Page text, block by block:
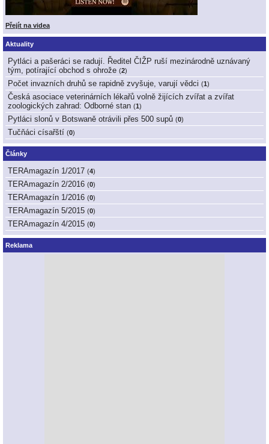
Přejít na videa
Aktuality
Pytláci a pašeráci se radují. Ředitel ČIŽP ruší mezinárodně uznávaný
tým, potírající obchod s ohrože (2)
Počet invazních druhů se rapidně zvyšuje, varují vědci (1 )
Česká asociace veterinárních lékařů volně žijících zvířat a zvířat
zoologických zahrad: Odborné stan (1 )
Pytláci slonů v Botswaně otrávili přes 500 supů (0)
Tučňáci císařští (0)
Články
TERAmagazín 1/2017 (4)
TERAmagazín 2/2016 (0)
TERAmagazín 1/2016 (0)
TERAmagazín 5/2015 (0)
TERAmagazín 4/2015 (0)
Reklama